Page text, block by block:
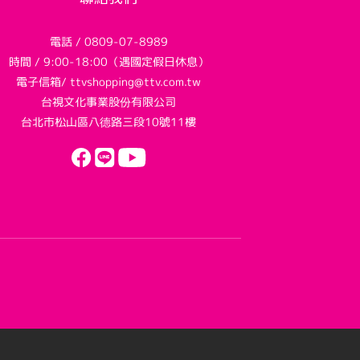
電話 / 0809-07-8989
時間 / 9:00-18:00（遇國定假日休息）
電子信箱/ ttvshopping@ttv.com.tw
台視文化事業股份有限公司
台北市松山區八德路三段10號11樓